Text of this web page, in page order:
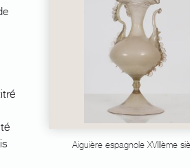
Aiguière espagnole XVIIIème